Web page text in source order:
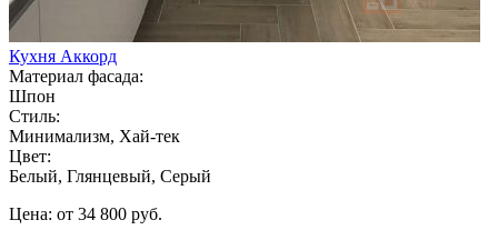
Кухня Аккорд
Материал фасада:
Шпон
Стиль:
Минимализм, Хай-тек
Цвет:
Белый, Глянцевый, Серый
Цена: от 34 800 руб.